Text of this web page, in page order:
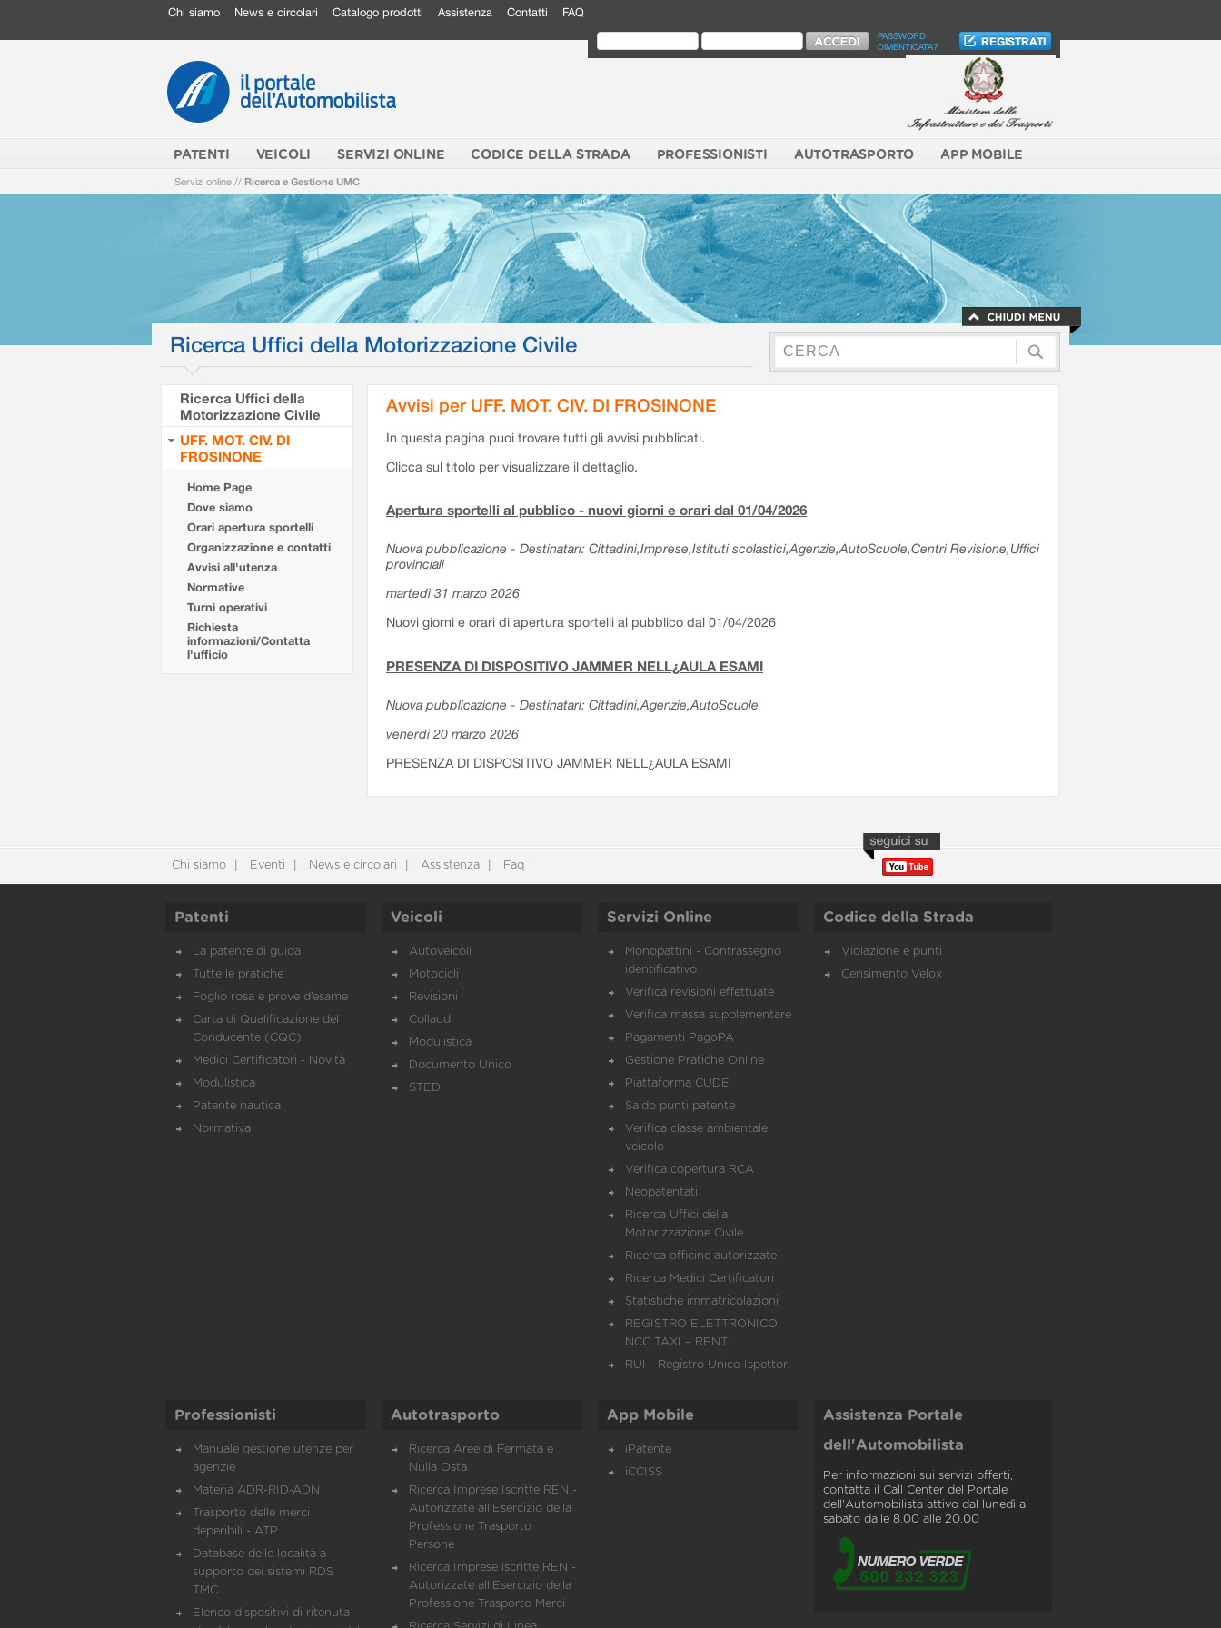
Chi siamo News e circolari Catalogo prodotti Assistenza Contatti FAQ
PASSWORD
DIMENTICATA?
PATENTI VEICOLI SERVIZI ONLINE CODICE DELLA STRADA PROFESSIONISTI AUTOTRASPORTO APP MOBILE
Servizi online // Ricerca e Gestione UMC
Ricerca Uffici della Motorizzazione Civile
Ricerca Uffici della
Motorizzazione Civile
UFF. MOT. CIV. DI
FROSINONE
Home Page
Dove siamo
Orari apertura sportelli
Organizzazione e contatti
Avvisi all'utenza
Normative
Turni operativi
Richiesta
informazioni/Contatta
l'ufficio
Avvisi per UFF. MOT. CIV. DI FROSINONE
In questa pagina puoi trovare tutti gli avvisi pubblicati.
Clicca sul titolo per visualizzare il dettaglio.
Apertura sportelli al pubblico - nuovi giorni e orari dal 01/04/2026
Nuova pubblicazione - Destinatari: Cittadini,Imprese,Istituti scolastici,Agenzie,AutoScuole,Centri Revisione,Uffici
provinciali
martedì 31 marzo 2026
Nuovi giorni e orari di apertura sportelli al pubblico dal 01/04/2026
PRESENZA DI DISPOSITIVO JAMMER NELL¿AULA ESAMI
Nuova pubblicazione - Destinatari: Cittadini,Agenzie,AutoScuole
venerdì 20 marzo 2026
PRESENZA DI DISPOSITIVO JAMMER NELL¿AULA ESAMI
Chi siamo Eventi News e circolari Assistenza Faq
Patenti
La patente di guida
Tutte le pratiche
Foglio rosa e prove d’esame
Carta di Qualificazione del
Conducente (CQC)
Medici Certificatori - Novità
Modulistica
Patente nautica
Normativa
Veicoli
Autoveicoli
Motocicli
Revisioni
Collaudi
Modulistica
Documento Unico
STED
Servizi Online
Monopattini - Contrassegno
identificativo
Verifica revisioni effettuate
Verifica massa supplementare
Pagamenti PagoPA
Gestione Pratiche Online
Piattaforma CUDE
Saldo punti patente
Verifica classe ambientale
veicolo
Verifica copertura RCA
Neopatentati
Ricerca Uffici della
Motorizzazione Civile
Ricerca officine autorizzate
Ricerca Medici Certificatori
Statistiche immatricolazioni
REGISTRO ELETTRONICO
NCC TAXI – RENT
RUI - Registro Unico Ispettori
Codice della Strada
Violazione e punti
Censimento Velox
Professionisti
Manuale gestione utenze per
agenzie
Materia ADR-RID-ADN
Trasporto delle merci
deperibili - ATP
Database delle località a
supporto dei sistemi RDS
TMC
Elenco dispositivi di ritenuta
Autotrasporto
Ricerca Aree di Fermata e
Nulla Osta
Ricerca Imprese Iscritte REN -
Autorizzate all'Esercizio della
Professione Trasporto
Persone
Ricerca Imprese iscritte REN -
Autorizzate all'Esercizio della
Professione Trasporto Merci
App Mobile
iPatente
iCCISS
Assistenza Portale
dell'Automobilista
Per informazioni sui servizi offerti,
contatta il Call Center del Portale
dell'Automobilista attivo dal lunedì al
sabato dalle 8.00 alle 20.00